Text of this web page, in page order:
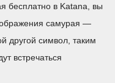
бесплатно в Katana, вы
самурая —
другой символ, таким
встречаться